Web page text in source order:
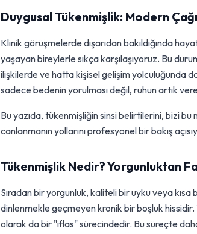
Duygusal Tükenmişlik: Modern
Klinik görüşmelerde dışarıdan bakıldığında
yaşayan bireylerle sıkça karşılaşıyoruz. Bu
ilişkilerde ve hatta kişisel gelişim yolculuğunda
sadece bedenin yorulması değil, ruhun artık
Bu yazıda, tükenmişliğin sinsi belirtilerini, bizi
canlanmanın yollarını profesyonel bir bakış
Tükenmişlik Nedir? Yorgunluktan
Sıradan bir yorgunluk, kaliteli bir uyku veya
dinlenmekle geçmeyen kronik bir boşluk
olarak da bir "iflas" sürecindedir. Bu süreçte